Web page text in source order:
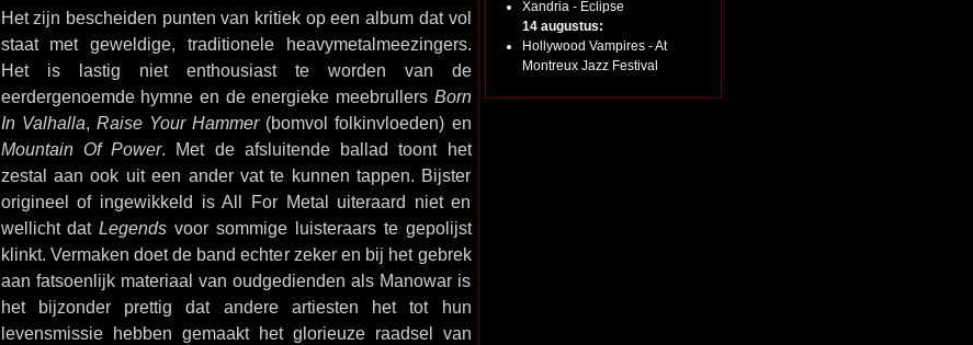
Het zijn bescheiden punten van kritiek op een album dat vol
staat met geweldige, traditionele heavymetalmeezingers.
Het is lastig niet enthousiast te worden van de
eerdergenoemde hymne en de energieke meebrullers Born
In Valhalla, Raise Your Hammer(bomvol folkinvloeden) en
Mountain Of Power. Met de afsluitende ballad toont het
zestal aan ook uit een ander vat te kunnen tappen. Bijster
origineel of ingewikkeld is All For Metal uiteraard niet en
wellicht datLegends voor sommige luisteraars te gepolijst
klinkt. Vermaken doet de band echter zeker en bij het gebrek
aan fatsoenlijk materiaal van oudgedienden als Manowar is
het bijzonder prettig dat andere artiesten het tot hun
levensmissie hebben gemaakt het glorieuze raadsel van
Xandria - Eclipse
14 augustus:
Hollywood Vampires - At
Montreux Jazz Festival